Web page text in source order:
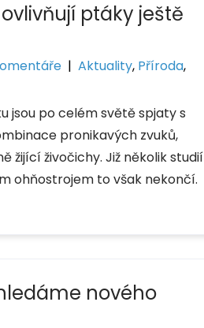
ptáky ještě
|Aktuality, Příroda,
jsou po celém světě spjaty s
pronikavých zvuků,
žijící živočichy. Již několik studií
ohňostrojem to však nekončí.
nového